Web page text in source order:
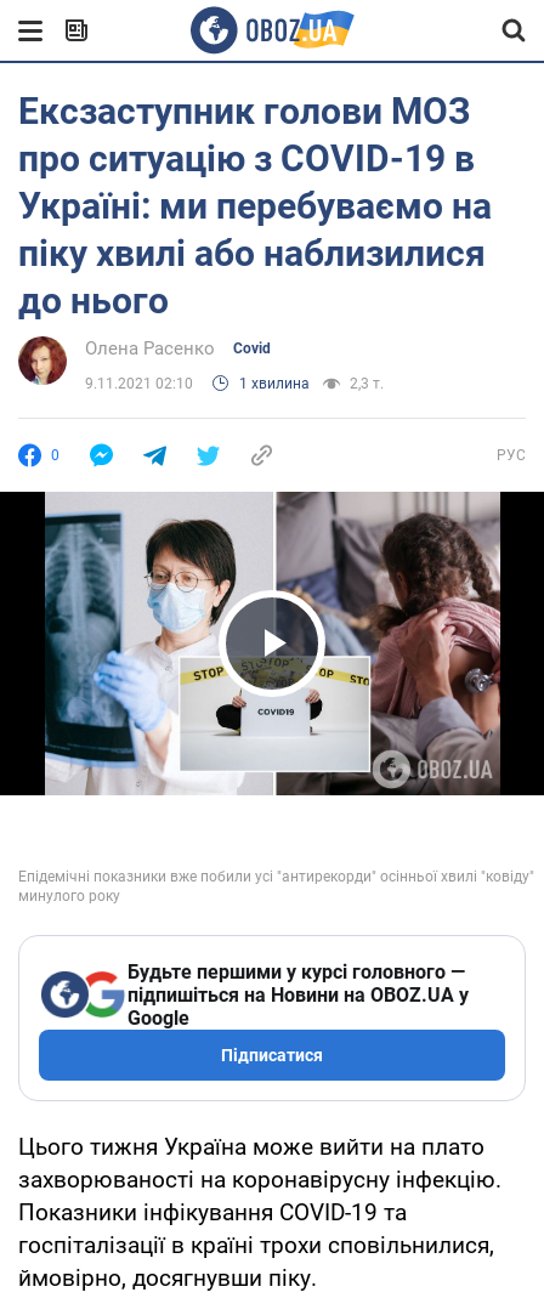
Ексзаступник голови МОЗ
про ситуацію з COVID-19 в
Україні: ми перебуваємо на
піку хвилі або наблизилися
до нього
Олена Расенко Covid
9.11.2021 02:10 1 хвилина 2,3 т.
0 РУС
Play Video
Будьте першими у курсі головного —
підпишіться на Новини на OBOZ.UA у
Google
Підписатися
Цього тижня Україна може вийти на плато
захворюваності на коронавірусну інфекцію.
Показники інфікування COVID-19 та
госпіталізації в країні трохи сповільнилися,
ймовірно, досягнувши піку.